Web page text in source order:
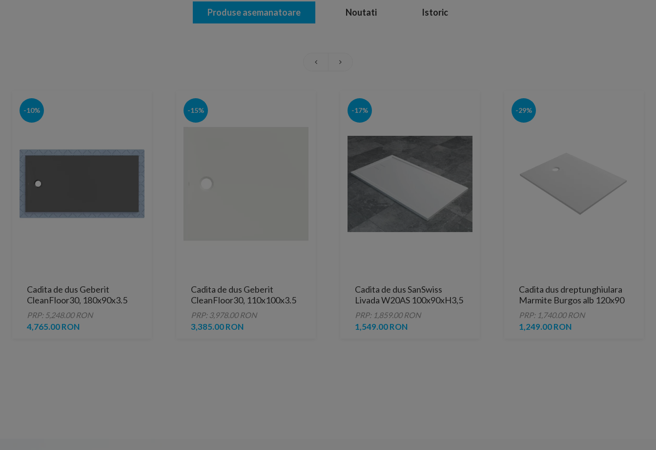
Produse asemanatoare Noutati Istoric
-10%
Cadita de dus Geberit
CleanFloor30, 180x90x3.5
cm cu folie de hidroizolatie
PRP: 5,248.00 RON
4,765.00 RON
-15%
Cadita de dus Geberit
CleanFloor30, 110x100x3.5
cm, alba mat
PRP: 3,978.00 RON
3,385.00 RON
-17%
Cadita de dus SanSwiss
Livada W20AS 100x90xH3,5
cm marmura sintetica alba
PRP: 1,859.00 RON
1,549.00 RON
-29%
Cadita dus dreptunghiulara
Marmite Burgos alb 120x90
cm
PRP: 1,740.00 RON
1,249.00 RON